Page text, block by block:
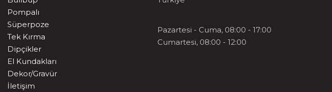
Pompalı
Süperpoze
Tek Kırma
Dipçikler
El Kundakları
Dekor/Gravür
İletişim
Pazartesi - Cuma, 08:00 - 17:00
Cumartesi, 08:00 - 12:00